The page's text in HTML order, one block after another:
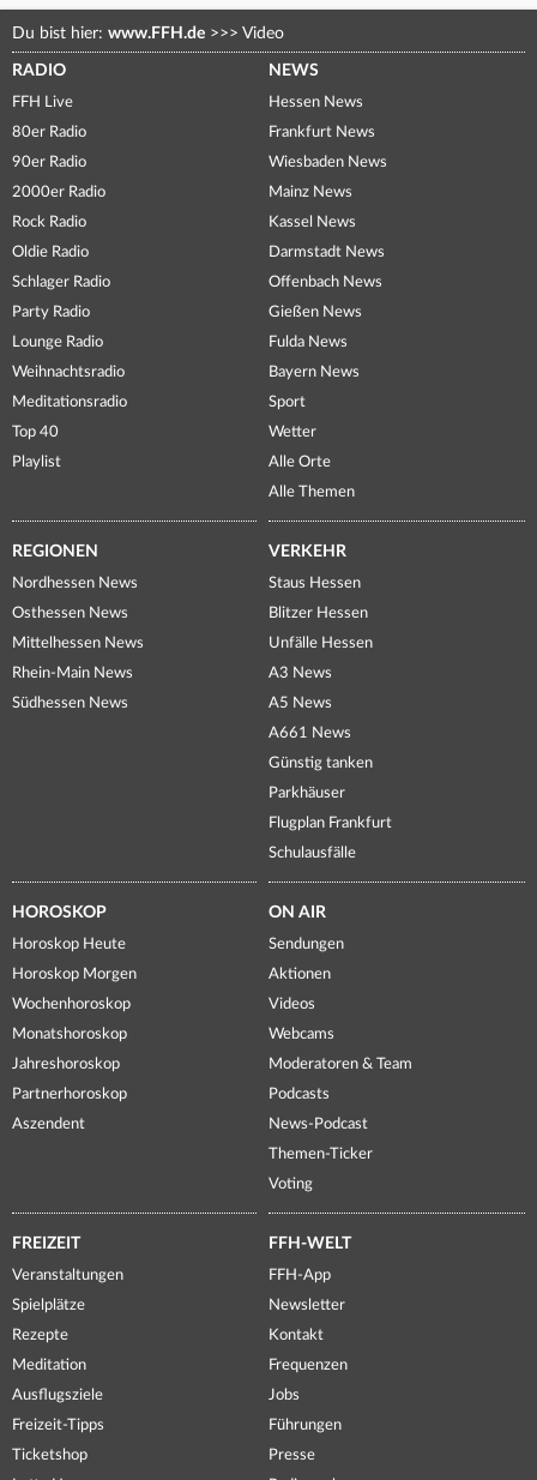
Du bist hier: www.FFH.de >>> Video
RADIO
FFH Live
80er Radio
90er Radio
2000er Radio
Rock Radio
Oldie Radio
Schlager Radio
Party Radio
Lounge Radio
Weihnachtsradio
Meditationsradio
Top 40
Playlist
NEWS
Hessen News
Frankfurt News
Wiesbaden News
Mainz News
Kassel News
Darmstadt News
Offenbach News
Gießen News
Fulda News
Bayern News
Sport
Wetter
Alle Orte
Alle Themen
REGIONEN
Nordhessen News
Osthessen News
Mittelhessen News
Rhein-Main News
Südhessen News
VERKEHR
Staus Hessen
Blitzer Hessen
Unfälle Hessen
A3 News
A5 News
A661 News
Günstig tanken
Parkhäuser
Flugplan Frankfurt
Schulausfälle
HOROSKOP
Horoskop Heute
Horoskop Morgen
Wochenhoroskop
Monatshoroskop
Jahreshoroskop
Partnerhoroskop
Aszendent
ON AIR
Sendungen
Aktionen
Videos
Webcams
Moderatoren & Team
Podcasts
News-Podcast
Themen-Ticker
Voting
FREIZEIT
Veranstaltungen
Spielplätze
Rezepte
Meditation
Ausflugsziele
Freizeit-Tipps
Ticketshop
FFH-WELT
FFH-App
Newsletter
Kontakt
Frequenzen
Jobs
Führungen
Presse